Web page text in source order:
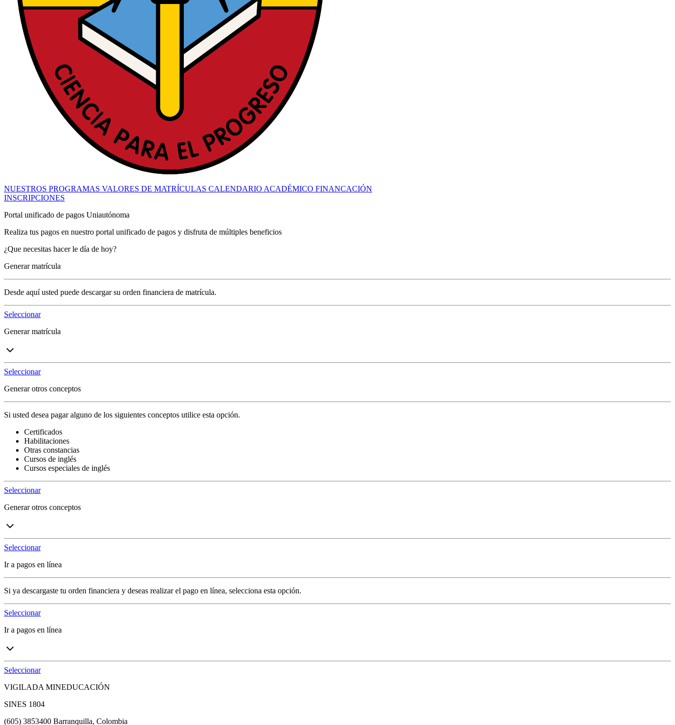
NUESTROS PROGRAMAS VALORES DE MATRÍCULAS CALENDARIO ACADÉMICO FINANCACIÓN
INSCRIPCIONES
Portal unificado de pagos Uniautónoma
Realiza tus pagos en nuestro portal unificado de pagos y disfruta de múltiples beneficios
¿Que necesitas hacer le día de hoy?
Generar matrícula
Desde aquí usted puede descargar su orden financiera de matrícula.
Seleccionar
Generar matrícula
Seleccionar
Generar otros conceptos
Si usted desea pagar alguno de los siguientes conceptos utilice esta opción.
Certificados
Habilitaciones
Otras constancias
Cursos de inglés
Cursos especiales de inglés
Seleccionar
Generar otros conceptos
Seleccionar
Ir a pagos en línea
Si ya descargaste tu orden financiera y deseas realizar el pago en línea, selecciona esta opción.
Seleccionar
Ir a pagos en línea
Seleccionar
VIGILADA MINEDUCACIÓN
SINES 1804
(605) 3853400 Barranquilla, Colombia